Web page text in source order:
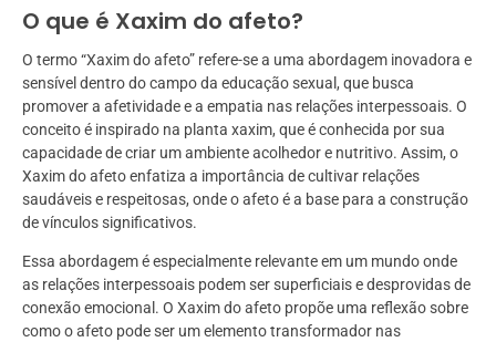
O que é Xaxim do afeto?
O termo “Xaxim do afeto” refere-se a uma abordagem inovadora e
sensível dentro do campo da educação sexual, que busca
promover a afetividade e a empatia nas relações interpessoais. O
conceito é inspirado na planta xaxim, que é conhecida por sua
capacidade de criar um ambiente acolhedor e nutritivo. Assim, o
Xaxim do afeto enfatiza a importância de cultivar relações
saudáveis e respeitosas, onde o afeto é a base para a construção
de vínculos significativos.
Essa abordagem é especialmente relevante em um mundo onde
as relações interpessoais podem ser superficiais e desprovidas de
conexão emocional. O Xaxim do afeto propõe uma reflexão sobre
como o afeto pode ser um elemento transformador nas